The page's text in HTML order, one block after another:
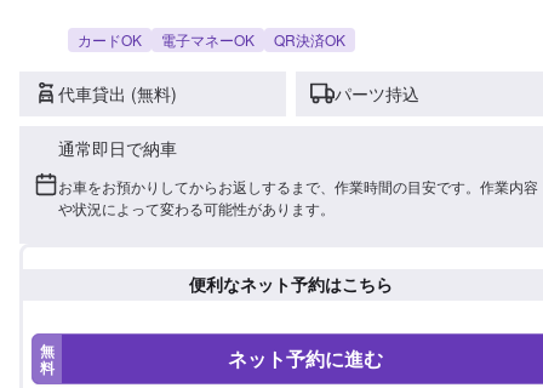
カードOK 電子マネーOK QR決済OK
代車貸出 (無料) パーツ持込
通常即日で納車
お車をお預かりしてからお返しするまで、作業時間の目安です。作業内容
や状況によって変わる可能性があります。
便利なネット予約はこちら
無
料 ネット予約に進む